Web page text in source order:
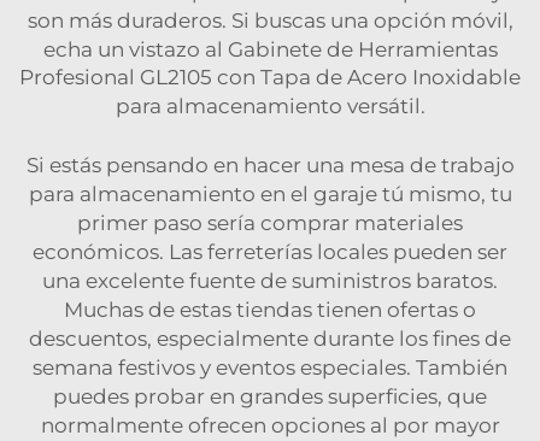
son más duraderos. Si buscas una opción móvil,
echa un vistazo al Gabinete de Herramientas
Profesional GL2105 con Tapa de Acero Inoxidable
para almacenamiento versátil.
Si estás pensando en hacer una mesa de trabajo
para almacenamiento en el garaje tú mismo, tu
primer paso sería comprar materiales
económicos. Las ferreterías locales pueden ser
una excelente fuente de suministros baratos.
Muchas de estas tiendas tienen ofertas o
descuentos, especialmente durante los fines de
semana festivos y eventos especiales. También
puedes probar en grandes superficies, que
normalmente ofrecen opciones al por mayor